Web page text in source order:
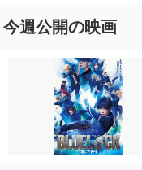
今週公開の映画